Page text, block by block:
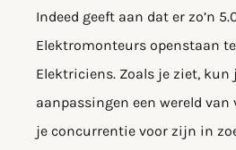
Indeed geeft aan dat er zo’n
Elektromonteurs openstaan
Elektriciens. Zoals je ziet, kun
aanpassingen een wereld
je concurrentie voor zijn in